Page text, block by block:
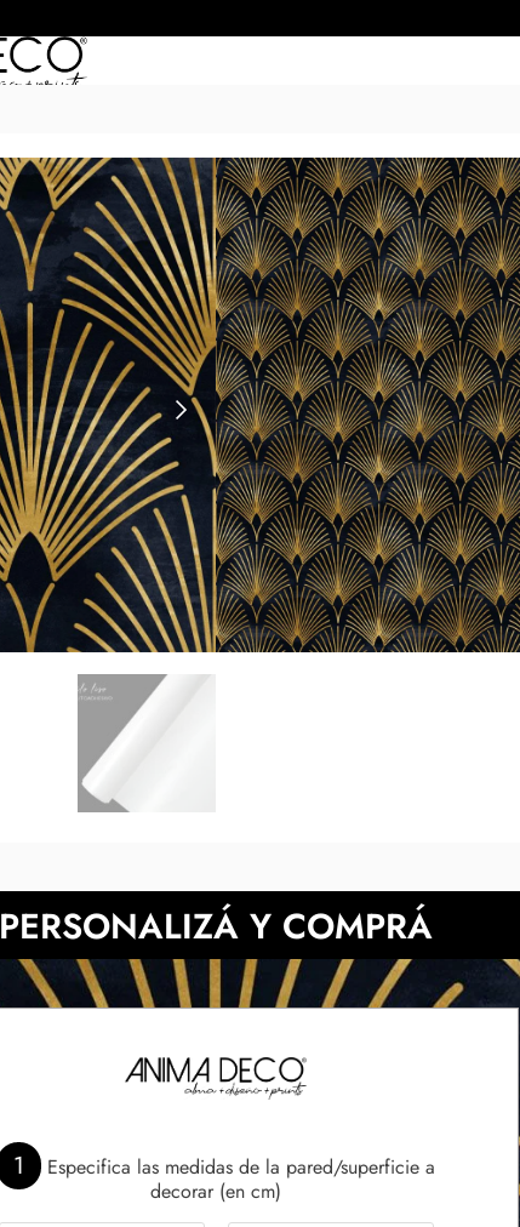
Inicio/Empapelados/TRAMADOS/
TRAMADO 48
$50.990–$68.990POR M²
6 Cuotas sin Interés con
20% OFF por Transferencia
15 días hábiles Plazo de
Incluye instrucciones de
*Las imágenes son ilustrativas: el
de ancho por el alto de tu pared
tonos digitales respecto de los
pantalla. Presupuesta tu
NECESITAS MÀS INFORMACIÓN?
PERSONALIZÁ Y COMPRÁ
1
Especifica las medidas de la pared/superficie a
decorar (en cm)